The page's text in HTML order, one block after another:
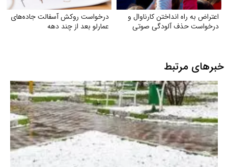
اعتراض به راه انداختن کارناوال و
درخواست حذف آلودگی صوتی
درخواست روکش آسفالت جاده‌های
عمارلو بعد از چند دهه
خبرهای مرتبط